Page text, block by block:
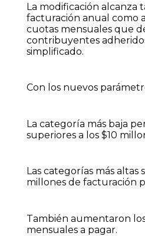
La modificación alcanza
facturación anual como
cuotas mensuales que
contribuyentes
simplificado.
Con los nuevos
La categoría más baja
superiores a los $10
Las categorías más altas
millones de facturación
También aumentaron
mensuales a pagar.